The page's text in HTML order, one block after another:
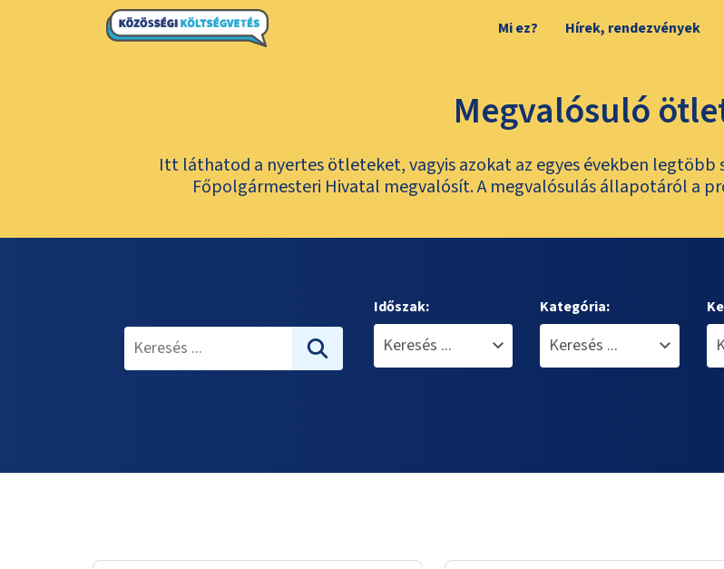
Mi ez? Hírek, rendezvények
Megvalósuló
Itt láthatod a nyertes ötleteket, vagyis azokat az egyes években
Főpolgármesteri Hivatal megvalósít. A megvalósulás állapotáról a
Időszak: Kategória: